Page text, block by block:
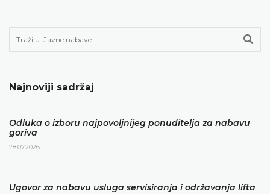
Najnoviji sadržaj
Odluka o izboru najpovoljnijeg ponuditelja za nabavu
goriva
28.07.2026.
Ugovor za nabavu usluga servisiranja i održavanja lifta